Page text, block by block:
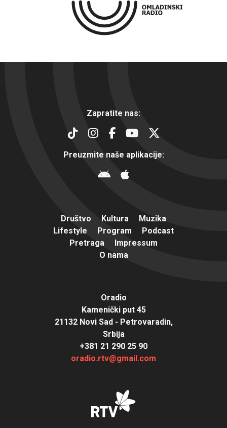
Zapratite nas:
Preuzmite naše aplikacije:
Društvo Kultura
Muzika
Lifestyle
Program
Podcast
Pretraga
Impressum
O nama
Oradio
Kamenički put 45
21132 Novi Sad - Petrovaradin,
Srbija
+381 21 290 25 90
oradio.rtv@gmail.com